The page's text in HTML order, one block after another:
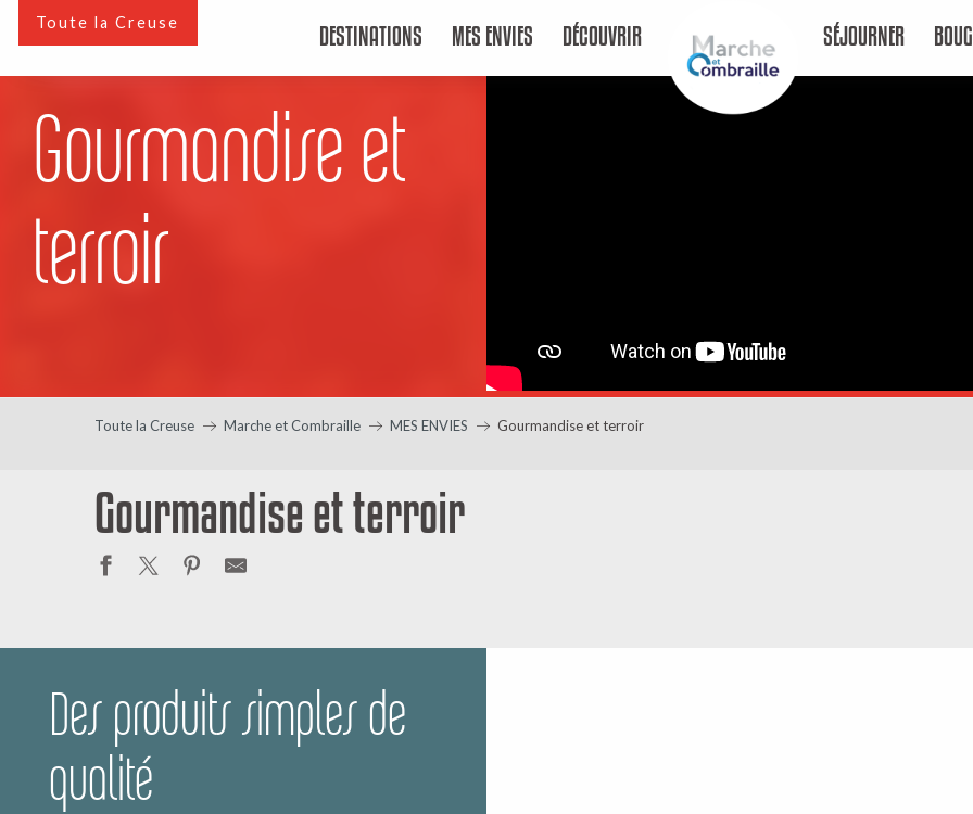
Toute la Creuse DESTINATIONS MES ENVIES DÉCOUVRIR SÉJOURNER
Gourmandise et
terroir
Toute la Creuse Marche et Combraille MES ENVIES Gourmandise et terroir
Gourmandise et terroir
Des produits simples de
qualité